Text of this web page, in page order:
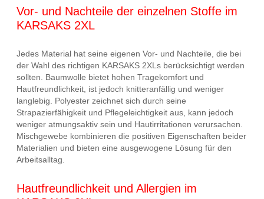
Vor- und Nachteile der einzelnen Stoffe im
KARSAKS 2XL
Jedes Material hat seine eigenen Vor- und Nachteile, die bei
der Wahl des richtigen KARSAKS 2XLs berücksichtigt werden
sollten. Baumwolle bietet hohen Tragekomfort und
Hautfreundlichkeit, ist jedoch knitteranfällig und weniger
langlebig. Polyester zeichnet sich durch seine
Strapazierfähigkeit und Pflegeleichtigkeit aus, kann jedoch
weniger atmungsaktiv sein und Hautirritationen verursachen.
Mischgewebe kombinieren die positiven Eigenschaften beider
Materialien und bieten eine ausgewogene Lösung für den
Arbeitsalltag.
Hautfreundlichkeit und Allergien im